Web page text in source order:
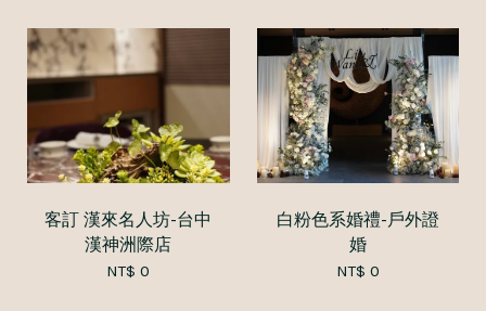
客訂 漢來名人坊-台中
漢神洲際店
NT$ 0
白粉色系婚禮-戶外證
婚
NT$ 0